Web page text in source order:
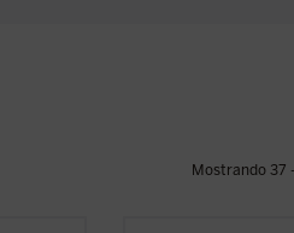
Mostrando 37